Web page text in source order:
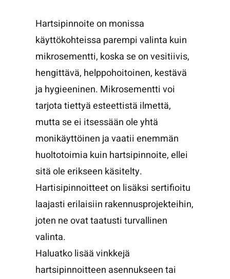
Hartsipinnoite on monissa
käyttökohteissa parempi valinta kuin
mikrosementti, koska se on vesitiivis,
hengittävä, helppohoitoinen, kestävä
ja hygieeninen. Mikrosementti voi
tarjota tiettyä esteettistä ilmettä,
mutta se ei itsessään ole yhtä
monikäyttöinen ja vaatii enemmän
huoltotoimia kuin hartsipinnoite, ellei
sitä ole erikseen käsitelty.
Hartisipinnoitteet on lisäksi sertifioitu
laajasti erilaisiin rakennusprojekteihin,
joten ne ovat taatusti turvallinen
valinta.
Haluatko lisää vinkkejä
hartsipinnoitteen asennukseen tai